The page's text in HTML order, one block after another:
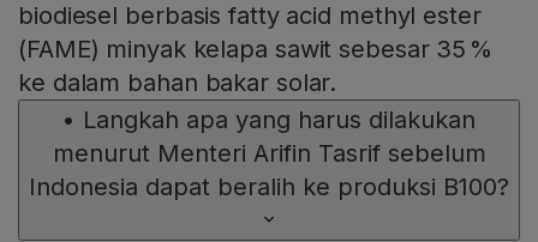
biodiesel berbasis fatty acid methyl ester
(FAME) minyak kelapa sawit sebesar 35 %
ke dalam bahan bakar solar.
• Langkah apa yang harus dilakukan
menurut Menteri Arifin Tasrif sebelum
Indonesia dapat beralih ke produksi B100?